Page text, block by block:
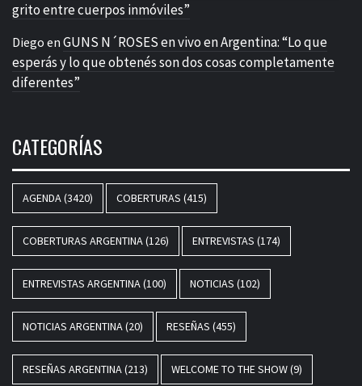
grito entre cuerpos inmóviles”
Diego en GUNS N´ROSES en vivo en Argentina: “Lo que
esperás y lo que obtenés son dos cosas completamente
diferentes”
CATEGORÍAS
AGENDA(3420) COBERTURAS (415)
COBERTURAS ARGENTINA(126) ENTREVISTAS (174)
ENTREVISTAS ARGENTINA(100) NOTICIAS (102)
NOTICIAS ARGENTINA(20) RESEÑAS (455)
RESEÑAS ARGENTINA(213) WELCOME TO THE SHOW(9)